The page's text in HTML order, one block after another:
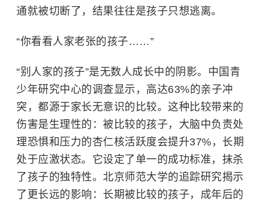
通就被切断了，结果往往是孩子只想逃离。
“你看看人家老张的孩子……”
“别人家的孩子”是无数人成长中的阴影。中国青
少年研究中心的调查显示，高达63%的亲子冲
突，都源于家长无意识的比较。这种比较带来的
伤害是生理性的：被比较的孩子，大脑中负责处
理恐惧和压力的杏仁核活跃度会提升37%，长期
处于应激状态。它设定了单一的成功标准，抹杀
了孩子的独特性。 北京师范大学的追踪研究揭示
了更长远的影响：长期被比较的孩子，成年后的